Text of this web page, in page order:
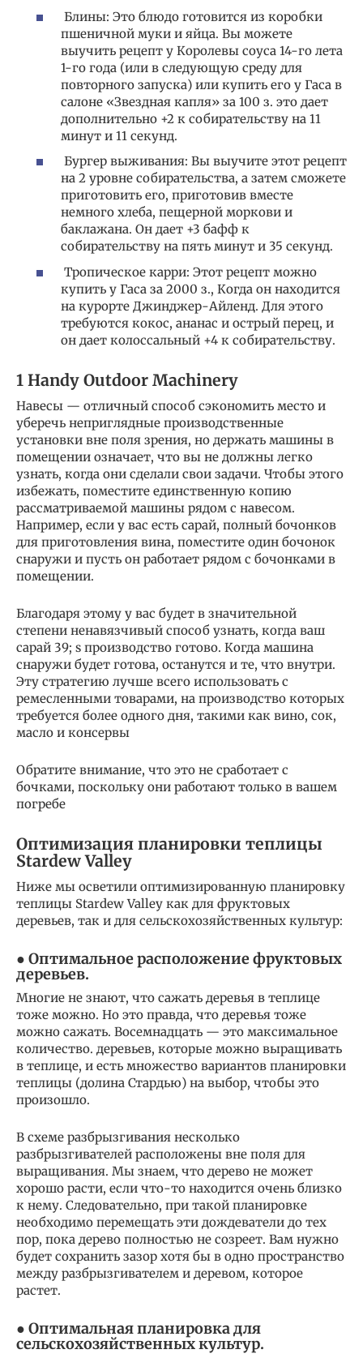
Блины: Это блюдо готовится из коробки
пшеничной муки и яйца. Вы можете
выучить рецепт у Королевы соуса 14-го лета
1-го года (или в следующую среду для
повторного запуска) или купить его у Гаса в
салоне «Звездная капля» за 100 з. это дает
дополнительно +2 к собирательству на 11
минут и 11 секунд.
Бургер выживания: Вы выучите этот рецепт
на 2 уровне собирательства, а затем сможете
приготовить его, приготовив вместе
немного хлеба, пещерной моркови и
баклажана. Он дает +3 бафф к
собирательству на пять минут и 35 секунд.
Тропическое карри: Этот рецепт можно
купить у Гаса за 2000 з., Когда он находится
на курорте Джинджер-Айленд. Для этого
требуются кокос, ананас и острый перец, и
он дает колоссальный +4 к собирательству.
1 Handy Outdoor Machinery
Навесы — отличный способ сэкономить место и
уберечь неприглядные производственные
установки вне поля зрения, но держать машины в
помещении означает, что вы не должны легко
узнать, когда они сделали свои задачи. Чтобы этого
избежать, поместите единственную копию
рассматриваемой машины рядом с навесом.
Например, если у вас есть сарай, полный бочонков
для приготовления вина, поместите один бочонок
снаружи и пусть он работает рядом с бочонками в
помещении.
Благодаря этому у вас будет в значительной
степени ненавязчивый способ узнать, когда ваш
сарай 39; s производство готово. Когда машина
снаружи будет готова, останутся и те, что внутри.
Эту стратегию лучше всего использовать с
ремесленными товарами, на производство которых
требуется более одного дня, такими как вино, сок,
масло и консервы
Обратите внимание, что это не сработает с
бочками, поскольку они работают только в вашем
погребе
Оптимизация планировки теплицы
Stardew Valley
Ниже мы осветили оптимизированную планировку
теплицы Stardew Valley как для фруктовых
деревьев, так и для сельскохозяйственных культур:
● Оптимальное расположение фруктовых
деревьев.
Многие не знают, что сажать деревья в теплице
тоже можно. Но это правда, что деревья тоже
можно сажать. Восемнадцать — это максимальное
количество. деревьев, которые можно выращивать
в теплице, и есть множество вариантов планировки
теплицы (долина Стардью) на выбор, чтобы это
произошло.
В схеме разбрызгивания несколько
разбрызгивателей расположены вне поля для
выращивания. Мы знаем, что дерево не может
хорошо расти, если что-то находится очень близко
к нему. Следовательно, при такой планировке
необходимо перемещать эти дождеватели до тех
пор, пока дерево полностью не созреет. Вам нужно
будет сохранить зазор хотя бы в одно пространство
между разбрызгивателем и деревом, которое
растет.
● Оптимальная планировка для
сельскохозяйственных культур.